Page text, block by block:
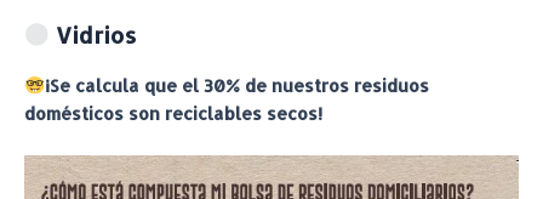
Vidrios
¡Se calcula que el 30% de nuestros residuos
domésticos son reciclables secos!